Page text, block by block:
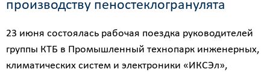
производству пеностеклогранулята
23 июня состоялась рабочая поездка руководителей
группы КТБ в Промышленный технопарк инженерных,
климатических систем и электроники «ИКСЭл»,